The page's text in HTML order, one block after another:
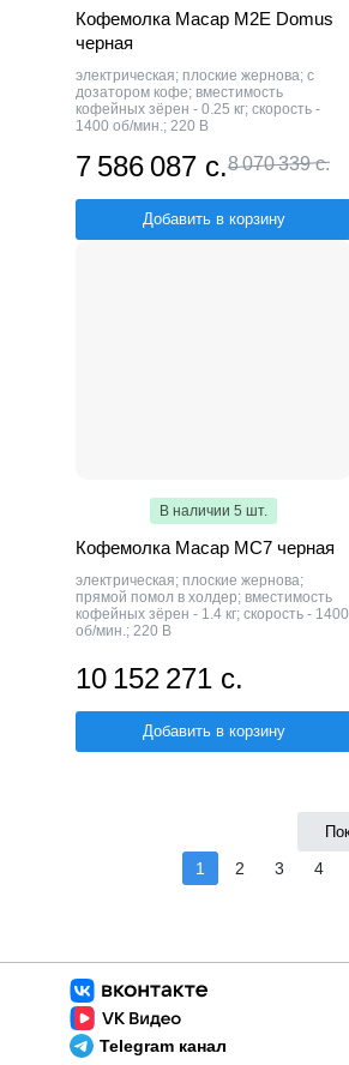
Кофемолка Macap M2E Domus
черная
электрическая; плоские жернова; с
дозатором кофе; вместимость
кофейных зёрен - 0.25 кг; скорость -
1400 об/мин.; 220 В
7 586 087 с.8 070 339 с.
Добавить в корзину
В наличии 5 шт.
Кофемолка Macap MC7 черная
электрическая; плоские жернова;
прямой помол в холдер; вместимость
кофейных зёрен - 1.4 кг; скорость - 1400
об/мин.; 220 В
10 152 271 с.
Добавить в корзину
1 2 3 4
Telegram канал